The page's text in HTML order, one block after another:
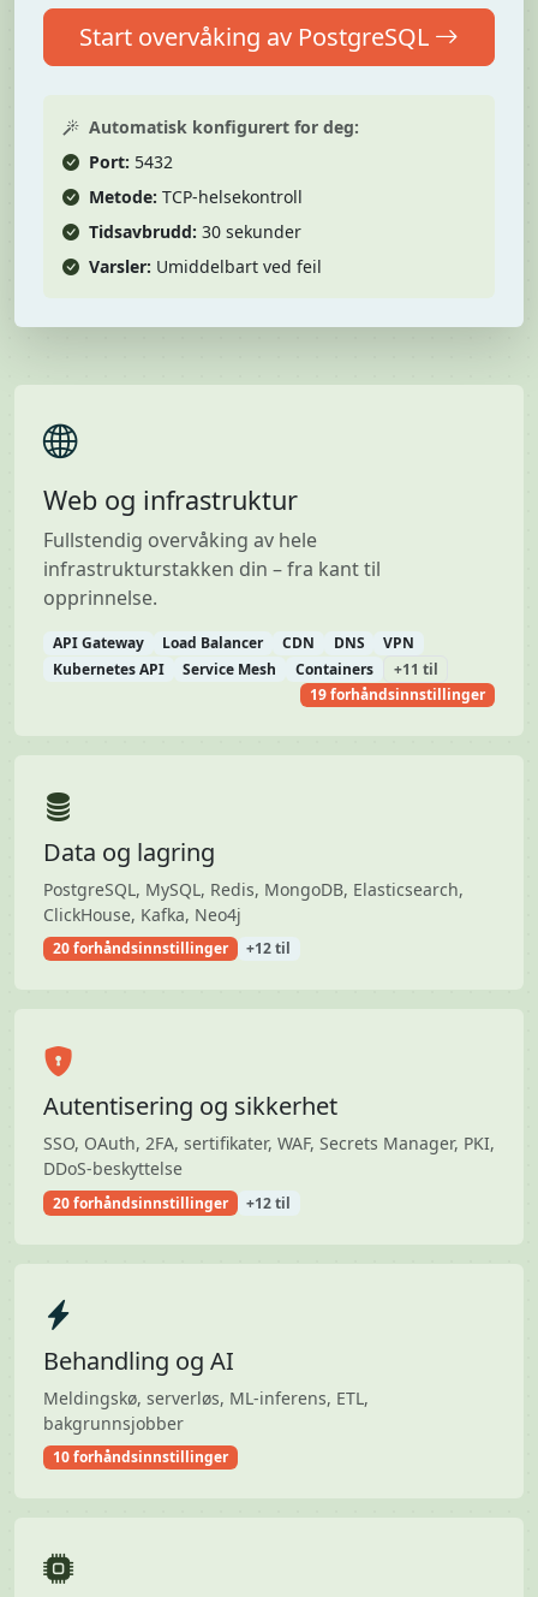
Start overvåking av PostgreSQL
Automatisk konfigurert for deg:
Port: 5432
Metode: TCP-helsekontroll
Tidsavbrudd: 30 sekunder
Varsler: Umiddelbart ved feil
Web og infrastruktur
Fullstendig overvåking av hele
infrastrukturstakken din – fra kant til
opprinnelse.
API Gateway Load Balancer CDN DNS
VPN
Kubernetes API
Service Mesh Containers
+11 til
19 forhåndsinnstillinger
Data og lagring
PostgreSQL, MySQL, Redis, MongoDB, Elasticsearch,
ClickHouse, Kafka, Neo4j
20 forhåndsinnstillinger +12 til
Autentisering og sikkerhet
SSO, OAuth, 2FA, sertifikater, WAF, Secrets Manager, PKI,
DDoS-beskyttelse
20 forhåndsinnstillinger +12 til
Behandling og AI
Meldingskø, serverløs, ML-inferens, ETL,
bakgrunnsjobber
10 forhåndsinnstillinger